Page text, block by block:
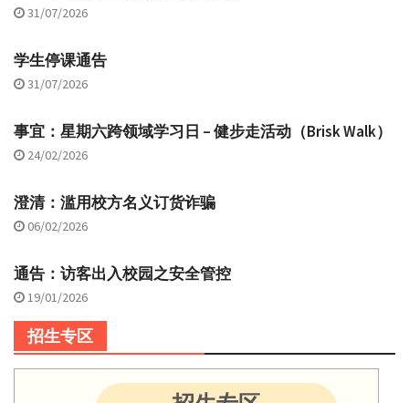
31/07/2026
学生停课通告
31/07/2026
事宜：星期六跨领域学习日 – 健步走活动（Brisk Walk）
24/02/2026
澄清：滥用校方名义订货诈骗
06/02/2026
通告：访客出入校园之安全管控
19/01/2026
招生专区